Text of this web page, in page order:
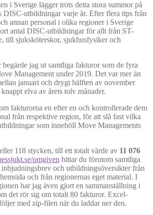
i Sverige lägger trots detta stora summor på
DISC-utbildningar varje år. Efter flera tips från
annan personal i olika regioner i Sverige
antal DISC-utbildningar för allt från ST-
till sjuksköterskor, sjukhusfysiker och
jag ut samtliga fakturor som de fyra
Management under 2019. Det var mer än
januari och drygt hälften av november
elva av årets tolv månader.
fakturorna en efter en och kontrollerade dem
från respektive region, för att slå fast vilka
som innehöll Move Managements
118 stycken, till ett totalt värde av 11 076
omgiven hittar du förutom samtliga
inbjudningsbrev och utbildningsöversikter från
och från regionernas eget material. I
har jag även gjort en sammanställning i
det rör sig om totalt 80 fakturor. Excel-
med zip-filen när du laddar ner den.